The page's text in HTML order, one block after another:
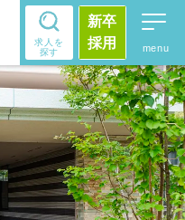
求人を
探す
新卒
採用